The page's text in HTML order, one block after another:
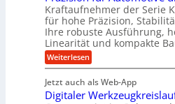
c
h
n
d
e
t
r
i
e
d
A
u
f
t
a
e
n
v
o
n
K
I
w
i
c
s
t
a
n
g
e
n
e
t
Kraftaufnehmer der Serie
für hohe Präzision,
Ihre robuste Ausführung,
Linearität und kompakte
Weiterlesen:
P
ä
z
Jetzt auch als Web-App
Digitaler